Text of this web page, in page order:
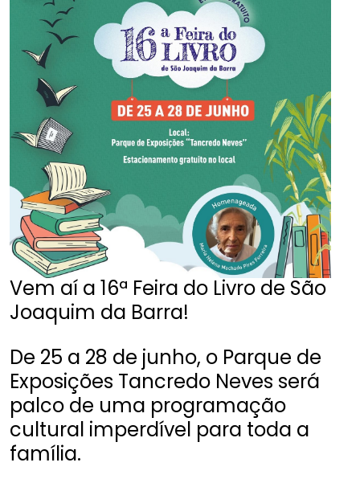
Vem aí a 16ª Feira do Livro de São
Joaquim da Barra!
De 25 a 28 de junho, o Parque de
Exposições Tancredo Neves será
palco de uma programação
cultural imperdível para toda a
família.